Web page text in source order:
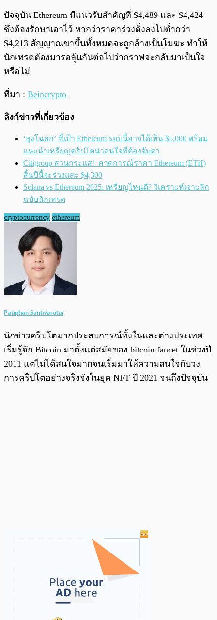
ปัจจุบัน Ethereum มีแนวรับสำคัญที่ $4,489 และ $4,424
ซึ่งต้องรักษาเอาไว้ หากว่าราคาร่วงดิ่งลงไปต่ำกว่า
$4,213 สัญญาณขาขึ้นทั้งหมดจะถูกล้างเป็นโมฆะ ทำให้
นักเทรดต้องมารอลุ้นกันต่อไปว่ากราฟจะกลับมาเป็นใจ
หรือไม่
ที่มา : Beincrypto
ลิงก์ข่าวที่เกี่ยวข้อง
‘ลุงโฉลก’ ชี้เป้า Ethereum รอบนี้อาจได้เห็น $6,000 พร้อม
แนะนำเหรียญคริปโตน่าสนใจที่ต้องจับตา
Citigroup สวนกระแส! คาดการณ์ราคา Ethereum (ETH)
สิ้นปีนี้จะร่วงแตะ $4,300
Solana vs Ethereum 2025: เหรียญไหนดี? วิเคราะห์เจาะลึก
ฉบับนักเทรด
cryptocurrency ethereum
Patiphan Santivarotai
นักข่าวคริปโตมากประสบการณ์ทั้งในและต่างประเทศ
เริ่มรู้จัก Bitcoin มาตั้งแต่สมัยของ bitcoin faucet ในช่วงปี
2011 แต่ไม่ได้สนใจมากจนเริ่มมาให้ความสนใจกับวง
การคริปโตอย่างจริงจังในยุค NFT ปี 2021 จนถึงปัจจุบัน